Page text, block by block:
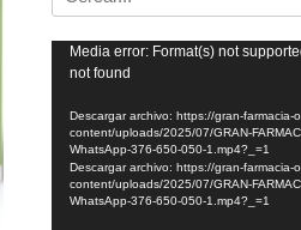
Reproductor
Media error: Format(s) not
not found
Descargar archivo: https://gran-farmacia-
content/uploads/2025/07/GRAN-
WhatsApp-376-650-050-1.mp4?_=1
Descargar archivo: https://gran-farmacia-
content/uploads/2025/07/GRAN-
WhatsApp-376-650-050-1.mp4?_=1